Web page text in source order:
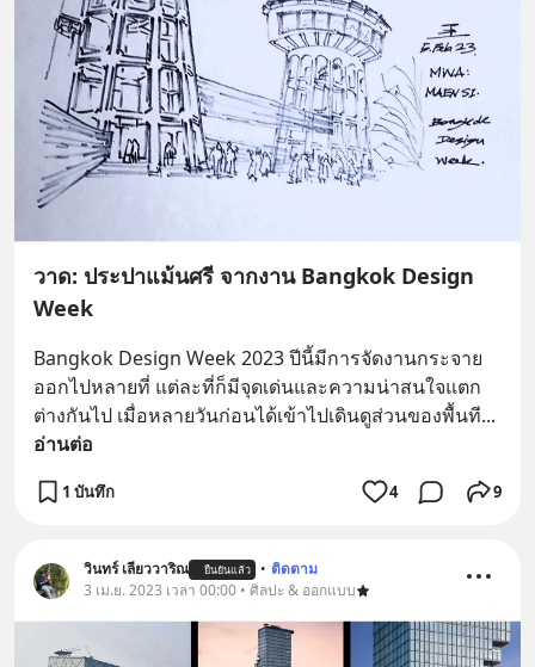
วาด: ประปาแม้นศรี จากงาน Bangkok Design
Week
Bangkok Design Week 2023 ปีนี้มีการจัดงานกระจาย
ออกไปหลายที่ แต่ละที่ก็มีจุดเด่นและความน่าสนใจแตก
ต่างกันไป เมื่อหลายวันก่อนได้เข้าไปเดินดูส่วนของพื้นที
อ่านต่อ
1 บันทึก 4 9
วินทร์ เลียววาริณ ยืนยันแล้ว • ติดตาม
3 เม.ย. 2023 เวลา 00:00 • ศิลปะ & ออกแบบ